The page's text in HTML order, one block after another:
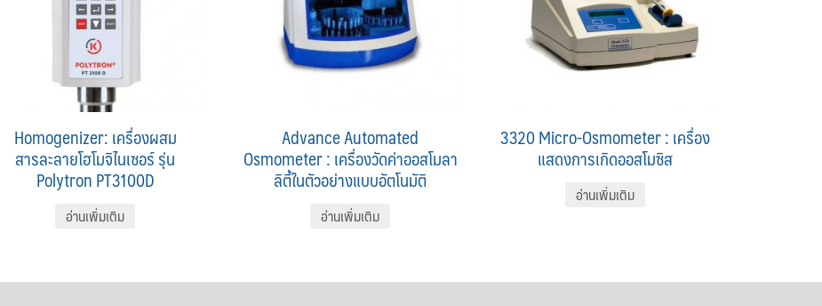
Homogenizer: เครื่องผสม
สารละลายโฮโมจิไนเซอร์ รุ่น
Polytron PT3100D
อ่านเพิ่มเติม
Advance Automated
Osmometer : เครื่องวัดค่าออสโมลา
ลิตี้ในตัวอย่างแบบอัตโนมัติ
อ่านเพิ่มเติม
3320 Micro-Osmometer : เครื่อง
แสดงการเกิดออสโมซิส
อ่านเพิ่มเติม